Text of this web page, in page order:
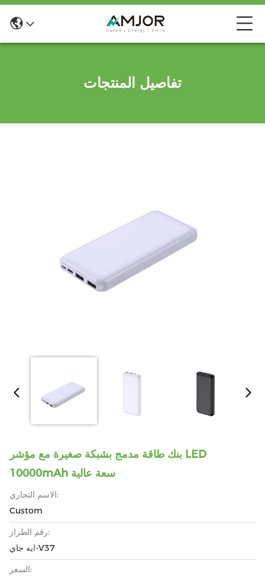
تفاصيل المنتجات
بنك طاقة مدمج بشبكة صغيرة مع مؤشر LED
10000mAh سعة عالية
الاسم التجاري:
Custom
رقم الطراز:
ايه جاي-V37
السعر: